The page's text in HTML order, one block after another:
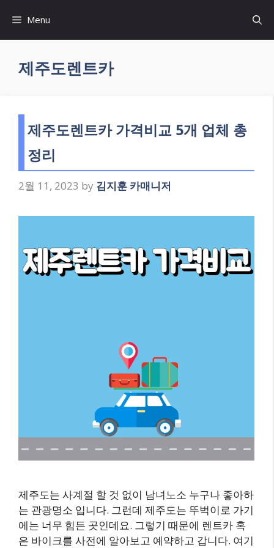
Menu
제주도렌트카
제주도렌트카 가격비교 5개 업체 총
정리
2월 11, 2023 by 김지훈 카매니저
제주도는 사계절 할 것 없이 남녀노소 누구나 좋아하
는 관광명소 입니다. 그런데 제주도는 뚜벅이로 가기
에는 너무 힘든 곳인데요. 그렇기 때문에 렌트카 혹
은 바이크를 사전에 알아보고 예약하고 갑니다. 여기